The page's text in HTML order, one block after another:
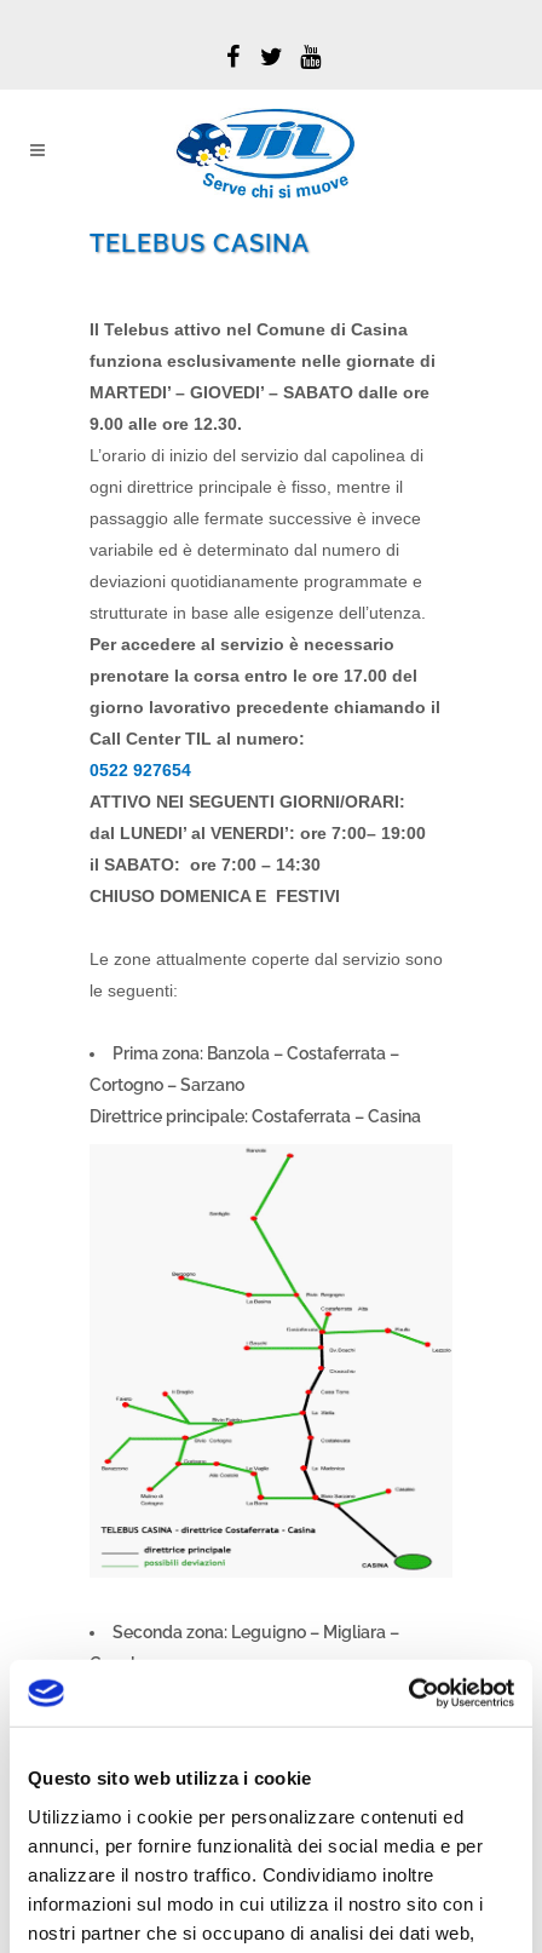
Questo sito web utilizza i cookie
Utilizziamo i cookie per personalizzare contenuti ed
annunci, per fornire funzionalità dei social media e per
analizzare il nostro traffico. Condividiamo inoltre
informazioni sul modo in cui utilizza il nostro sito con i
nostri partner che si occupano di analisi dei dati web,
TELEBUS CASINA
Il Telebus attivo nel Comune di Casina
funziona esclusivamente nelle giornate di
MARTEDI’ – GIOVEDI’ – SABATO dalle ore
9.00 alle ore 12.30.
L’orario di inizio del servizio dal capolinea di
ogni direttrice principale è fisso, mentre il
passaggio alle fermate successive è invece
variabile ed è determinato dal numero di
deviazioni quotidianamente programmate e
strutturate in base alle esigenze dell’utenza.
Per accedere al servizio è necessario
prenotare la corsa entro le ore 17.00 del
giorno lavorativo precedente chiamando il
Call Center TIL al numero:
0522 927654
ATTIVO NEI SEGUENTI GIORNI/ORARI:
dal LUNEDI’ al VENERDI’: ore 7:00– 19:00
il SABATO: ore 7:00 – 14:30
CHIUSO DOMENICA E FESTIVI
Le zone attualmente coperte dal servizio sono
le seguenti:
Prima zona: Banzola – Costaferrata –
Cortogno – Sarzano
Direttrice principale: Costaferrata – Casina
Seconda zona: Leguigno – Migliara –
Canala
: Leguigno – Migliara –
Canala